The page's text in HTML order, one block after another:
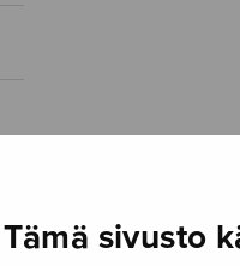
Tämä sivusto